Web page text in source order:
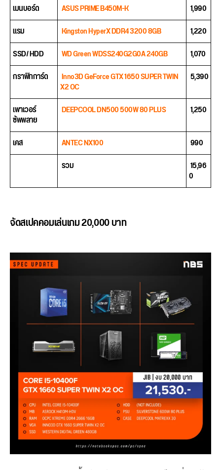
เมนบอร์ด
ASUS PRIME B450M-K
1,990
แรม
Kingston HyperX DDR4 3200 8GB
1,220
SSD/ HDD
WD Green WDSS240G2G0A 240GB
1,070
กราฟิกการ์ด
Inno3D GeForce GTX 1650 SUPER TWIN
X2 OC
5,390
เพาเวอร์
ซัพพลาย
DEEPCOOL DN500 500W 80 PLUS 1,250
เคส ANTEC NX100
990
รวม
15,96
0
จัดสเปคคอมเล่นเกม 20,000 บาท